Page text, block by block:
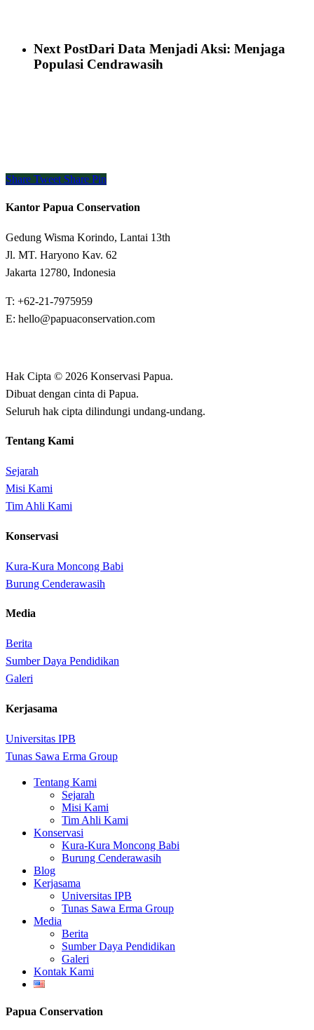
Next PostDari Data Menjadi Aksi: Menjaga
Populasi Cendrawasih
Share Tweet Share Pin
Kantor Papua Conservation
Gedung Wisma Korindo, Lantai 13th
Jl. MT. Haryono Kav. 62
Jakarta 12780, Indonesia
T: +62-21-7975959
E: hello@papuaconservation.com
Hak Cipta © 2026 Konservasi Papua.
Dibuat dengan cinta di Papua.
Seluruh hak cipta dilindungi undang-undang.
Tentang Kami
Sejarah
Misi Kami
Tim Ahli Kami
Konservasi
Kura-Kura Moncong Babi
Burung Cenderawasih
Media
Berita
Sumber Daya Pendidikan
Galeri
Kerjasama
Universitas IPB
Tunas Sawa Erma Group
Close
Tentang Kami
Sejarah
Misi Kami
Tim Ahli Kami
Konservasi
Kura-Kura Moncong Babi
Burung Cenderawasih
Blog
Kerjasama
Universitas IPB
Tunas Sawa Erma Group
Media
Berita
Sumber Daya Pendidikan
Galeri
Kontak Kami
Papua Conservation